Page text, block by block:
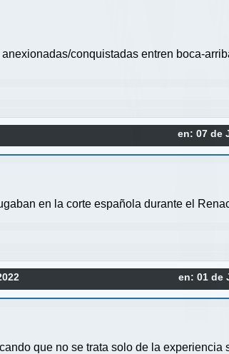
conquistadas entren boca-
en: 07 de
en la corte española durante el
en: 01 de
que no se trata solo de la experiencia